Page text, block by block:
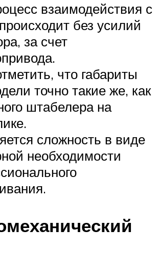
взаимодействия с
без усилий
за счет
что габариты
точно такие же, как
штабелера на
сложность в виде
необходимости